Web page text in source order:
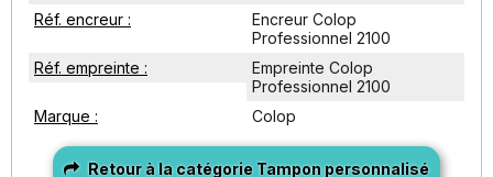
Retour à la catégorie Tampon personnalisé
Réf. encreur :
Encreur Colop
Professionnel 2100
Réf. empreinte :
Empreinte Colop
Professionnel 2100
Marque :
Colop